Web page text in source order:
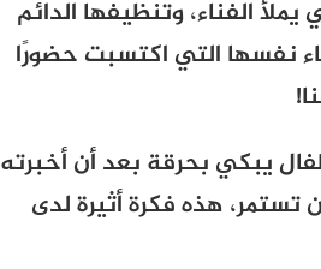
الفناء، وتنظيفها الدائم
نفسها التي اكتسبت حضورًا
يبكي بحرقة بعد أن أخبرته
تستمر، هذه فكرة أثيرة لدى